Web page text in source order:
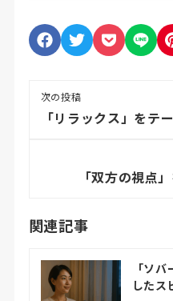
次の投稿
「リラックス」をテ
「双方の視点
関連記事
「ソ
したス